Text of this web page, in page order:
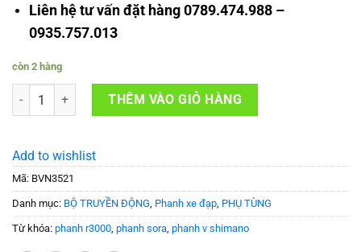
Liên hệ tư vấn đặt hàng 0789.474.988 –
0935.757.013
còn 2 hàng
Bộ phanh V xe đạp SHIMANO SORA BR-R3000 số lượng
THÊM VÀO GIỎ HÀNG
Add to wishlist
Mã: BVN3521
Danh mục: BỘ TRUYỀN ĐỘNG, Phanh xe đạp, PHỤ TÙNG
Từ khóa: phanh r3000, phanh sora, phanh v shimano